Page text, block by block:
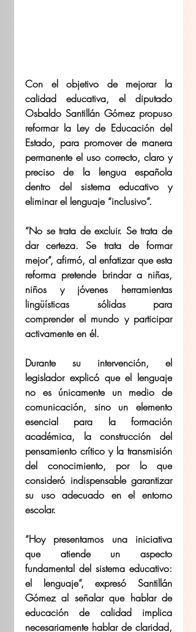
Con el objetivo de mejorar la
calidad educativa, el diputado
Osbaldo Santillán Gómez propuso
reformar la Ley de Educación del
Estado, para promover de manera
permanente el uso correcto, claro y
preciso de la lengua española
dentro del sistema educativo y
eliminar el lenguaje “inclusivo”.
“No se trata de excluir. Se trata de
dar certeza. Se trata de formar
mejor”, afirmó, al enfatizar que esta
reforma pretende brindar a niñas,
niños y jóvenes herramientas
lingüísticas sólidas para
comprender el mundo y participar
activamente en él.
Durante su intervención, el
legislador explicó que el lenguaje
no es únicamente un medio de
comunicación, sino un elemento
esencial para la formación
académica, la construcción del
pensamiento crítico y la transmisión
del conocimiento, por lo que
consideró indispensable garantizar
su uso adecuado en el entorno
escolar.
“Hoy presentamos una iniciativa
que atiende un aspecto
fundamental del sistema educativo:
el lenguaje”, expresó Santillán
Gómez al señalar que hablar de
educación de calidad implica
necesariamente hablar de claridad,